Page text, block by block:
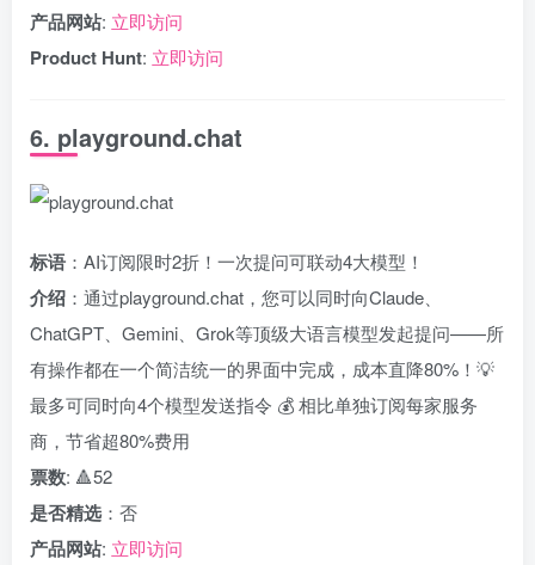
产品网站: 立即访问
Product Hunt: 立即访问
6. playground.chat
标语 ：AI订阅限时2折！一次提问可联动4大模型！
介绍 ：通过playground.chat，您可以同时向Claude、
ChatGPT、Gemini、Grok等顶级大语言模型发起提问——所
有操作都在一个简洁统一的界面中完成，成本直降80%！💡
最多可同时向4个模型发送指令 💰 相比单独订阅每家服务
商，节省超80%费用
票数: 🔺52
是否精选 ：否
产品网站: 立即访问